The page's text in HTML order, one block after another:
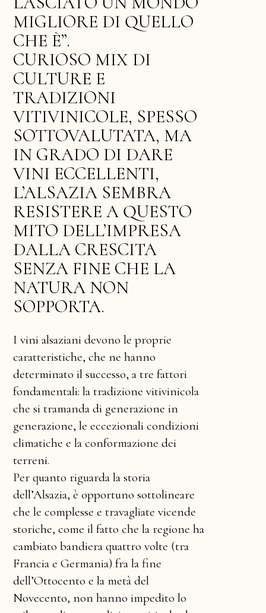
MIGLIORE DI QUELLO
CHE È”.
CURIOSO MIX DI
CULTURE E
TRADIZIONI
VITIVINICOLE, SPESSO
SOTTOVALUTATA, MA
IN GRADO DI DARE
VINI ECCELLENTI,
L’ALSAZIA SEMBRA
RESISTERE A QUESTO
MITO DELL’IMPRESA
DALLA CRESCITA
SENZA FINE CHE LA
NATURA NON
SOPPORTA.
I vini alsaziani devono le proprie
caratteristiche, che ne hanno
determinato il successo, a tre fattori
fondamentali: la tradizione vitivinicola
che si tramanda di generazione in
generazione, le eccezionali condizioni
climatiche e la conformazione dei
terreni.
Per quanto riguarda la storia
dell’Alsazia, è opportuno sottolineare
che le complesse e travagliate vicende
storiche, come il fatto che la regione ha
cambiato bandiera quattro volte (tra
Francia e Germania) fra la fine
dell’Ottocento e la metà del
Novecento, non hanno impedito lo